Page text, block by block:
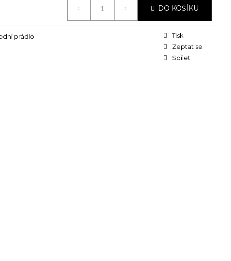
DO KOŠÍKU
prádlo
Tisk
Zeptat se
Sdílet